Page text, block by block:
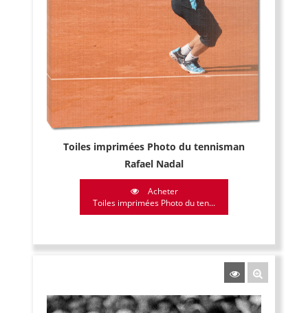
Toiles imprimées Photo du tennisman
Rafael Nadal
Acheter
Toiles imprimées Photo du ten...